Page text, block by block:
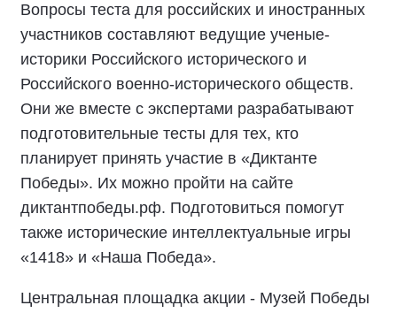
Вопросы теста для российских и иностранных
участников составляют ведущие ученые-
историки Российского исторического и
Российского военно-исторического обществ.
Они же вместе с экспертами разрабатывают
подготовительные тесты для тех, кто
планирует принять участие в «Диктанте
Победы». Их можно пройти на сайте
диктантпобеды.рф. Подготовиться помогут
также исторические интеллектуальные игры
«1418» и «Наша Победа».
Центральная площадка акции - Музей Победы